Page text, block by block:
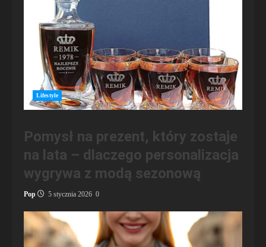
Lifestyle
Pomysł na prezent, który zostaje
na lata – dlaczego personalizacja
wygrywa z modą sezonową
Pop 5 stycznia 2026 0